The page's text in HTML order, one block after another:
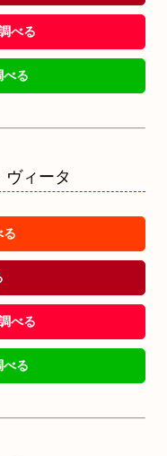
べる
べる
ヴィータ
る
べる
べる